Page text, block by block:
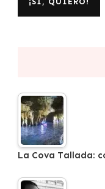
La Cova Tallada: